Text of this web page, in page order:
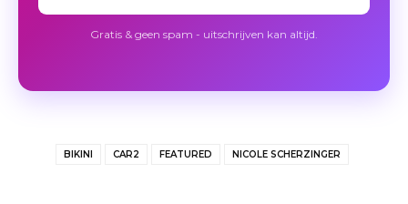
Gratis & geen spam - uitschrijven kan altijd.
BIKINI CAR2 FEATURED NICOLE SCHERZINGER